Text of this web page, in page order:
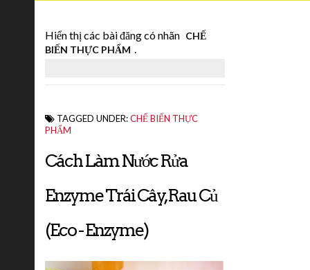
Hiển thị các bài đăng có nhãn CHẾ
BIẾN THỰC PHẨM
TAGGED UNDER:CHẾ BIẾN THỰC
PHẨM
Cách Làm Nước Rửa
Enzyme Trái Cây, Rau Củ
(Eco - Enzyme)